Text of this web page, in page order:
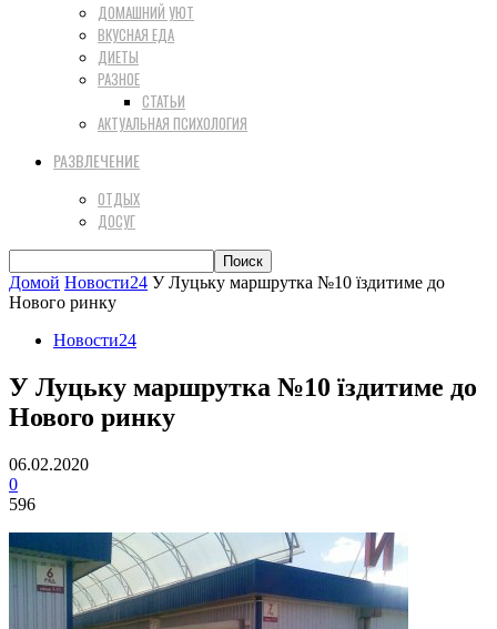
ДОМАШНИЙ УЮТ
ВКУСНАЯ ЕДА
ДИЕТЫ
РАЗНОЕ
СТАТЬИ
АКТУАЛЬНАЯ ПСИХОЛОГИЯ
РАЗВЛЕЧЕНИЕ
ОТДЫХ
ДОСУГ
Домой Новости24 У Луцьку маршрутка №10 їздитиме до
Нового ринку
Новости24
У Луцьку маршрутка №10 їздитиме до
Нового ринку
06.02.2020
0
596